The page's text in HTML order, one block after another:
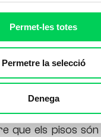
Permet-les totes
Permetre la selecció
Denega
més
(sobretot els
una
que els pisos